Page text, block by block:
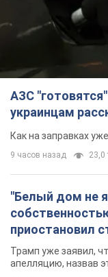
АЗС
украинцам
Как на заправках
9 часов назад 23,0
"Белый дом не
приостановил
бального зала
долларов
Трамп уже заявил,
апелляцию, назвав